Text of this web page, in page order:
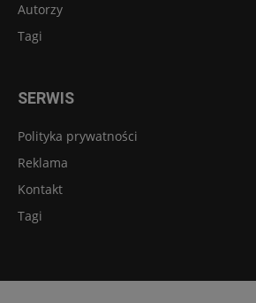
Autorzy
Tagi
SERWIS
Polityka prywatności
Reklama
Kontakt
Tagi